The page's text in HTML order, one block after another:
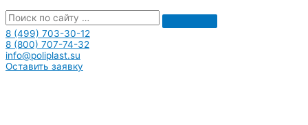
8 (499) 703-30-12
8 (800) 707-74-32
info@poliplast.su
Оставить заявку